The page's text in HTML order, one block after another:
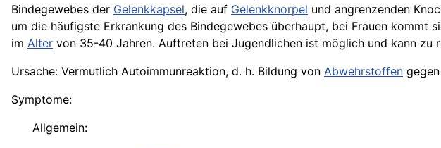
Bindegewebes der Gelenkkapsel, die auf Gelenkknorpel und angrenzenden
um die häufigste Erkrankung des Bindegewebes überhaupt, bei Frauen
im Alter von 35-40 Jahren. Auftreten bei Jugendlichen ist möglich und kann zu
Ursache: Vermutlich Autoimmunreaktion, d. h. Bildung von Abwehrstoffen
Symptome:
Allgemein: